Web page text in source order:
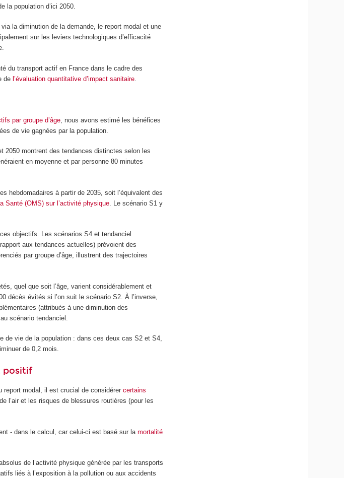
la population d’ici 2050.
la diminution de la demande, le report modal et une
sur les leviers technologiques d’efficacité
du transport actif en France dans le cadre des
de l’évaluation quantitative d’impact sanitaire
par groupe d’âge , nous avons estimé les bénéfices
de vie gagnées par la population.
2050 montrent des tendances distinctes selon les
en moyenne et par personne 80 minutes
hebdomadaires à partir de 2035, soit l’équivalent des
Santé (OMS) sur l’activité physique . Le scénario S1 y
objectifs. Les scénarios S4 et tendanciel
aux tendances actuelles) prévoient des
par groupe d’âge, illustrent des trajectoires
quel que soit l’âge, varient considérablement et
décès évités si l’on suit le scénario S2. À l’inverse,
(attribués à une diminution des
scénario tendanciel.
de vie de la population : dans ces deux cas S2 et S4,
de 0,2 mois.
positif
report modal, il est crucial de considérercertains
l’air et les risques de blessures routières (pour les
- dans le calcul, car celui-ci est basé sur lamortalité
de l’activité physique générée par les transports
liés à l’exposition à la pollution ou aux accidents